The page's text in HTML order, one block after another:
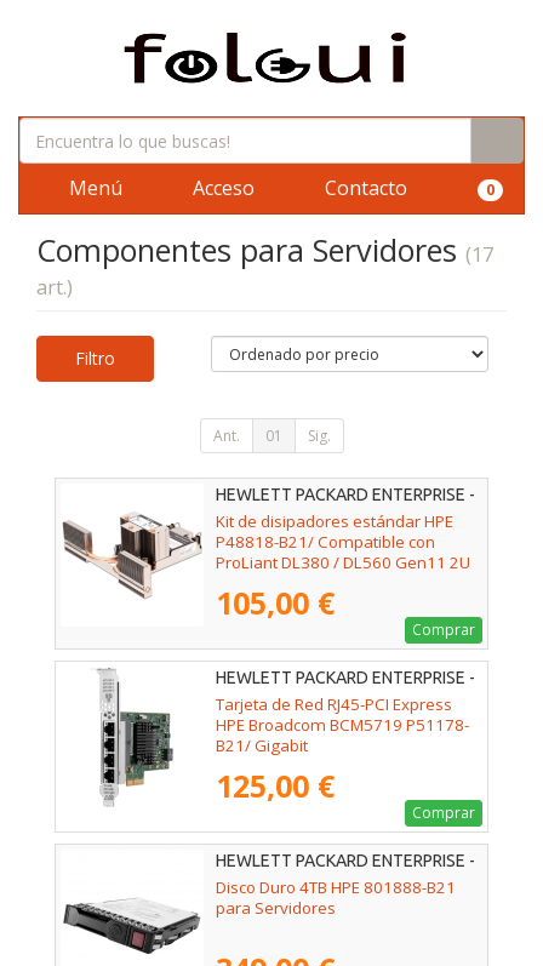
Menú Acceso Contacto 0
Componentes para Servidores (17
art.)
Filtro
Ant. 01 Sig.
HEWLETT PACKARD ENTERPRISE -
P48818-B21
Kit de disipadores estándar HPE
P48818-B21/ Compatible con
ProLiant DL380 / DL560 Gen11 2U
105,00 €
Comprar
HEWLETT PACKARD ENTERPRISE -
P51178-B21
Tarjeta de Red RJ45-PCI Express
HPE Broadcom BCM5719 P51178-
B21/ Gigabit
125,00 €
Comprar
HEWLETT PACKARD ENTERPRISE -
801888-B21
Disco Duro 4TB HPE 801888-B21
para Servidores